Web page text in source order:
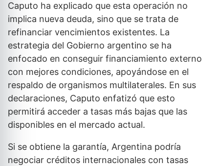
Caputo ha explicado que esta operación no
implica nueva deuda, sino que se trata de
refinanciar vencimientos existentes. La
estrategia del Gobierno argentino se ha
enfocado en conseguir financiamiento externo
con mejores condiciones, apoyándose en el
respaldo de organismos multilaterales. En sus
declaraciones, Caputo enfatizó que esto
permitirá acceder a tasas más bajas que las
disponibles en el mercado actual.
Si se obtiene la garantía, Argentina podría
negociar créditos internacionales con tasas